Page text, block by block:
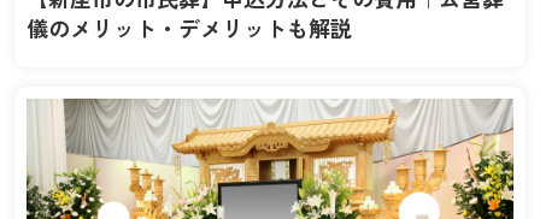
儀のメリット・デメリットも解説